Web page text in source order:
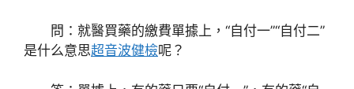
問：就醫買藥的繳費單據上，“自付一”“自付二”
是什么意思超音波健檢呢？